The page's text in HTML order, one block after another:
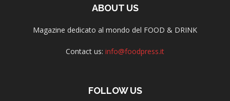
ABOUT US
Magazine dedicato al mondo del FOOD & DRINK
Contact us: info@foodpress.it
FOLLOW US